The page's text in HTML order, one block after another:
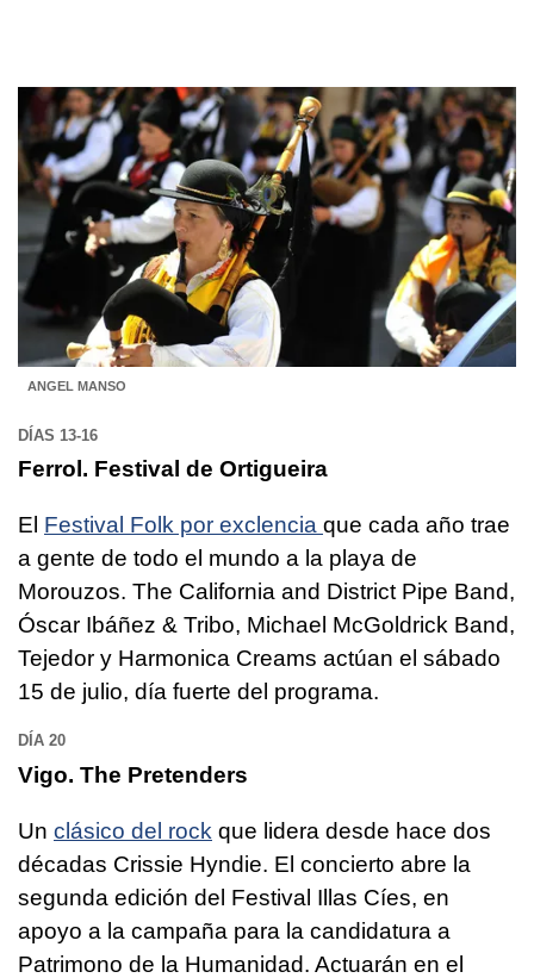
ANGEL MANSO
DÍAS 13-16
Ferrol. Festival de Ortigueira
El Festival Folk por exclencia que cada año trae
a gente de todo el mundo a la playa de
Morouzos. The California and District Pipe Band,
Óscar Ibáñez & Tribo, Michael McGoldrick Band,
Tejedor y Harmonica Creams actúan el sábado
15 de julio, día fuerte del programa.
DÍA 20
Vigo. The Pretenders
Un clásico del rock que lidera desde hace dos
décadas Crissie Hyndie. El concierto abre la
segunda edición del Festival Illas Cíes, en
apoyo a la campaña para la candidatura a
Patrimono de la Humanidad. Actuarán en el